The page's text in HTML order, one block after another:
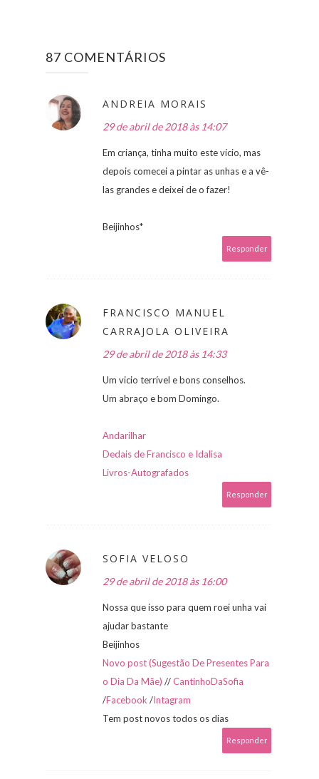
87 COMENTÁRIOS
ANDREIA MORAIS
29 de abril de 2018 às 14:07
Em criança, tinha muito este vício, mas
depois comecei a pintar as unhas e a vê-
las grandes e deixei de o fazer!
Beijinhos*
Responder
FRANCISCO MANUEL
CARRAJOLA OLIVEIRA
29 de abril de 2018 às 14:33
Um vicio terrível e bons conselhos.
Um abraço e bom Domingo.
Andarilhar
Dedais de Francisco e Idalisa
Livros-Autografados
Responder
SOFIA VELOSO
29 de abril de 2018 às 16:00
Nossa que isso para quem roei unha vai
ajudar bastante
Beijinhos
Novo post (Sugestão De Presentes Para
o Dia Da Mãe) //CantinhoDaSofia
/Facebook /Intagram
Tem post novos todos os dias
Responder